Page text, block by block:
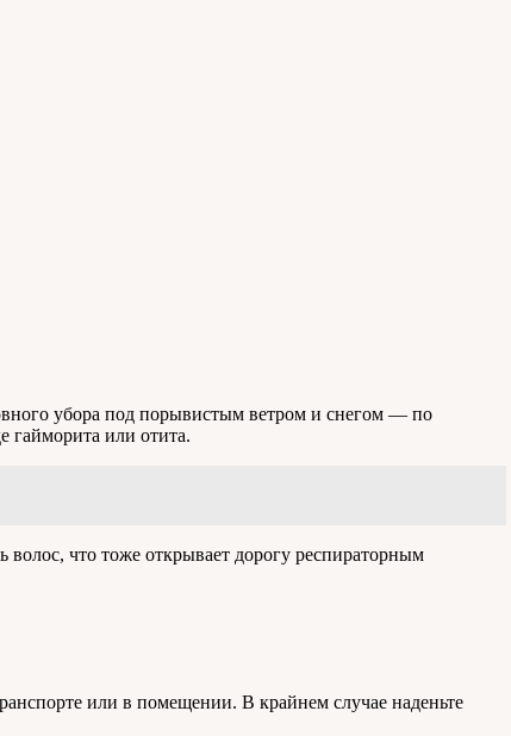
убора под порывистым ветром и снегом — по
гайморита или отита.
волос, что тоже открывает дорогу респираторным
или в помещении. В крайнем случае наденьте